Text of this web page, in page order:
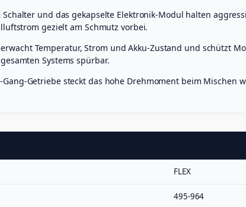
und das gekapselte Elektronik-Modul halten
gezielt am Schmutz vorbei.
Temperatur, Strom und Akku-Zustand und schützt
Systems spürbar.
Getriebe steckt das hohe Drehmoment beim Mischen
FLEX
495-964